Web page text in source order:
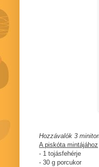
Hozzávalók 3
A piskóta mintájához
- 1 tojásfehérje
- 30 g porcukor